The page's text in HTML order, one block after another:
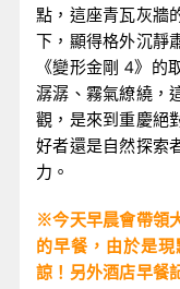
點，這座青瓦灰牆
下，顯得格外沉靜
《變形金剛 4》的
潺潺、霧氣繚繞，
觀，是來到重慶絕
好者還是自然探索
力。
※今天早晨會帶領
的早餐，由於是
諒！另外酒店早餐